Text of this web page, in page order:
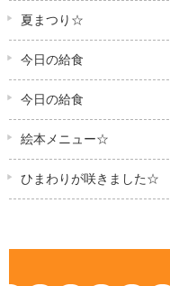
夏まつり☆
今日の給食
今日の給食
絵本メニュー☆
ひまわりが咲きました☆